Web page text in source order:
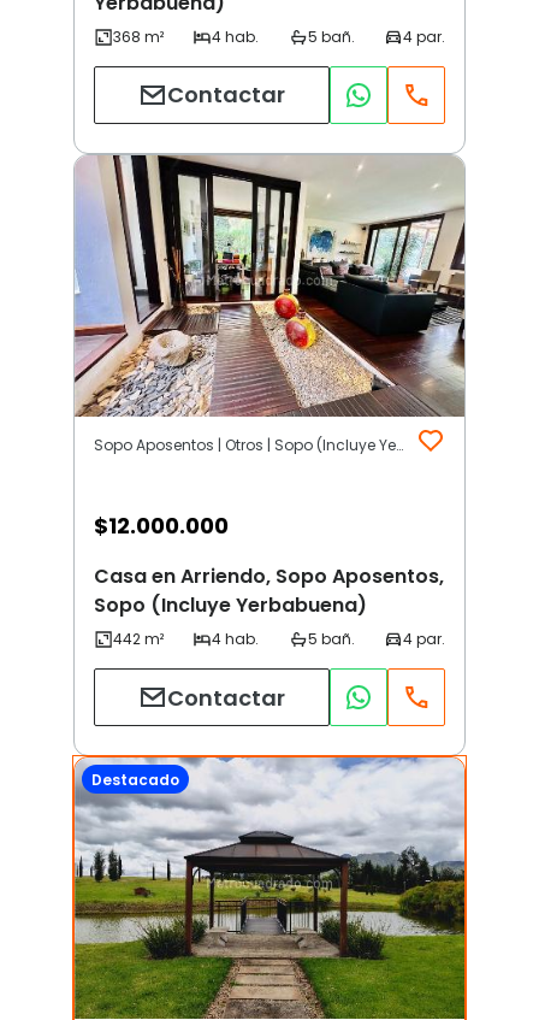
Contactar
Sopo Aposentos | Otros | Sopo (Incluye Yerbabuena)
$12.000.000
Casa en Arriendo, Sopo Aposentos,
Sopo (Incluye Yerbabuena)
Contactar
Destacado